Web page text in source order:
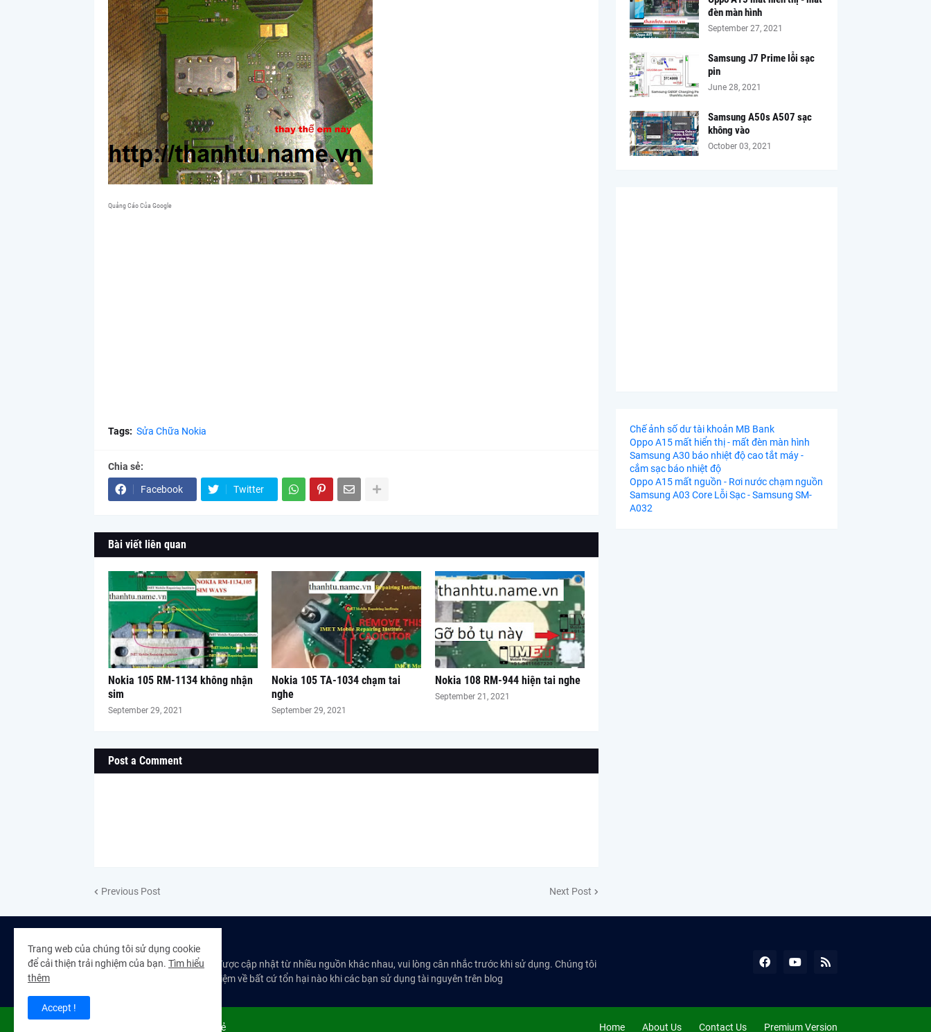
Quảng Cáo Của Google
Tags: Sửa Chữa Nokia
Chia sẻ:
Facebook Twitter
Bài viết liên quan
Nokia 105 RM-1134 không nhận
sim
September 29, 2021
Nokia 105 TA-1034 chạm tai
nghe
September 29, 2021
Nokia 108 RM-944 hiện tai nghe
September 21, 2021
Post a Comment
Previous Post Next Post
đèn màn hình
September 27, 2021
Samsung J7 Prime lỗi sạc
pin
June 28, 2021
Samsung A50s A507 sạc
không vào
October 03, 2021
Chế ảnh số dư tài khoản MB Bank
Oppo A15 mất hiển thị - mất đèn màn hình
Samsung A30 báo nhiệt độ cao tắt máy -
cắm sạc báo nhiệt độ
Oppo A15 mất nguồn - Rơi nước chạm nguồn
Samsung A03 Core Lỗi Sạc - Samsung SM-
A032
THÔNG TIN
Nội dung trên Blog được cập nhật từ nhiều nguồn khác nhau, vui lòng cân nhắc trước khi sử dụng. Chúng tôi
không chịu trách nhiệm về bất cứ tổn hại nào khi các bạn sử dụng tài nguyên trên blog
Blog Chia Sẻ Home About Us Contact Us Premium Version
Trang web của chúng tôi sử dụng cookie
để cải thiện trải nghiệm của bạn. Tìm hiểu
thêm
Accept !